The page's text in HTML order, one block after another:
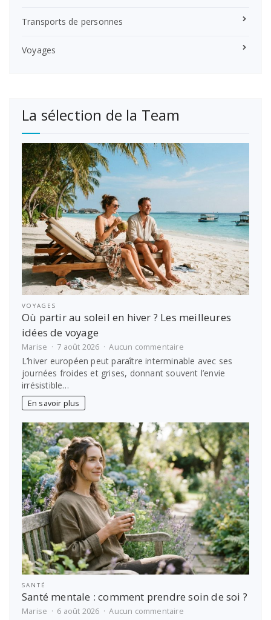
Transports de personnes
Voyages
La sélection de la Team
VOYAGES
Où partir au soleil en hiver ? Les meilleures
idées de voyage
Marise 7 août 2026 Aucun commentairesur
Où
partir
au
Les
meilleures
idées
de
voyage
L’hiver européen peut paraître interminable avec ses
journées froides et grises, donnant souvent l’envie
irrésistible…
En savoir plus
SANTÉ
Santé mentale : comment prendre soin de soi ?
Marise 6 août 2026 Aucun commentairesur